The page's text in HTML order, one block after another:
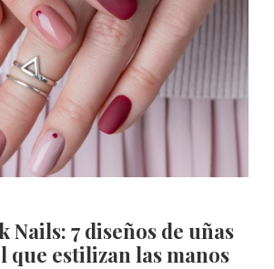
Nails: 7 diseños de uñas
que estilizan las manos